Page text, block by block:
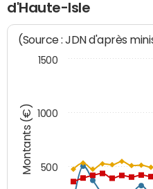
d'Haute-Isle
Montants (€)
(Source : JDN d'après
500
1000
1500